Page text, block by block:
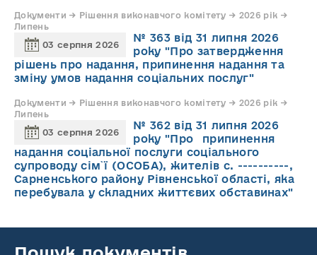
Документи → Рішення виконавчого комітету → 2026 рік →
Липень
03 серпня 2026
№ 363 від 31 липня 2026
року "Про затвердження
рішень про надання, припинення надання та
зміну умов надання соціальних послуг"
Документи → Рішення виконавчого комітету → 2026 рік →
Липень
03 серпня 2026
№ 362 від 31 липня 2026
року "Про припинення
надання соціальної послуги соціального
супроводу cім`ї (ОСОБА), жителів с. ----------,
Сарненського району Рівненської області, яка
перебувала у складних життєвих обставинах"